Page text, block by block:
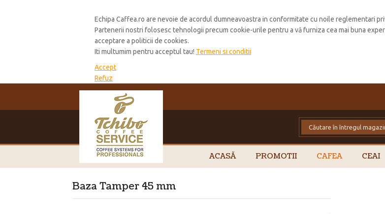
Echipa Caffea.ro are nevoie de acordul dumneavoastra in conformitate cu noile reglementari
Partenerii nostri folosesc tehnologii precum cookie-urile pentru a vă furniza cea mai buna
acceptare a politicii de cookies.
Iti multumim pentru acceptul tau! Termeni si conditii
Accept
Refuz
ACASĂ PROMOTII CAFEA CEAI
Baza Tamper 45 mm